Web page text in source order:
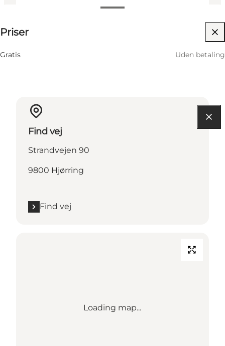
Priser
Gratis Uden betaling
Find vej
Strandvejen 90
9800 Hjørring
Find vej
Loading map...